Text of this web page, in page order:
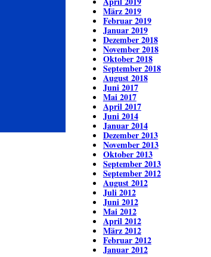
März 2019
Februar 2019
Januar 2019
Dezember 2018
November 2018
Oktober 2018
September 2018
August 2018
Juni 2017
Mai 2017
April 2017
Juni 2014
Januar 2014
Dezember 2013
November 2013
Oktober 2013
September 2013
September 2012
August 2012
Juli 2012
Juni 2012
Mai 2012
April 2012
März 2012
Februar 2012
Januar 2012